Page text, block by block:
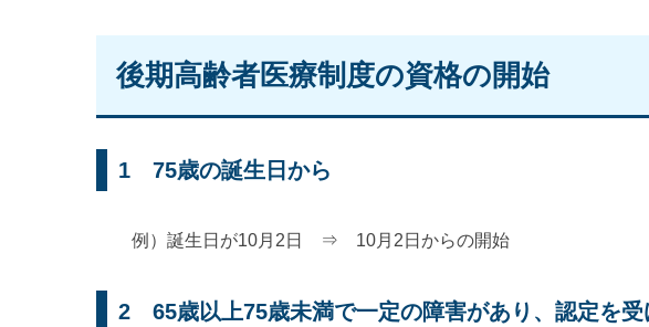
後期高齢者医療制度の資格の開始
1 75歳の誕生日から
例）誕生日が10月2日 ⇒ 10月2日からの開始
2 65歳以上75歳未満で一定の障害があり、認定を受